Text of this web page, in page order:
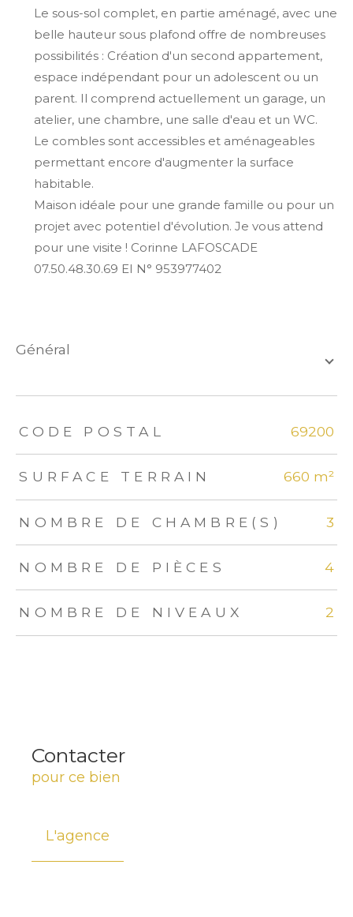
Le sous-sol complet, en partie aménagé, avec une
belle hauteur sous plafond offre de nombreuses
possibilités : Création d'un second appartement,
espace indépendant pour un adolescent ou un
parent. Il comprend actuellement un garage, un
atelier, une chambre, une salle d'eau et un WC.
Le combles sont accessibles et aménageables
permettant encore d'augmenter la surface
habitable.
Maison idéale pour une grande famille ou pour un
projet avec potentiel d'évolution. Je vous attend
pour une visite ! Corinne LAFOSCADE
07.50.48.30.69 EI N° 953977402
général
TRAD_ZEPHYR_Caracteristique TRAD_ZEPHYR_Valeurs
CODE POSTAL 69200
SURFACE TERRAIN 660 m²
NOMBRE DE CHAMBRE(S) 3
NOMBRE DE PIÈCES 4
NOMBRE DE NIVEAUX 2
Contacter
pour ce bien
L'agence